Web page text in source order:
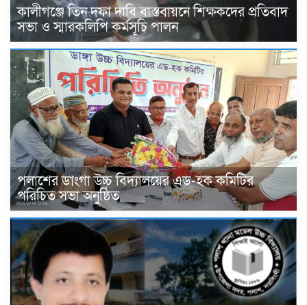
কালীগঞ্জে তিন দফা দাবি বাস্তবায়নে শিক্ষকদের প্রতিবাদ
সভা ও স্মারকলিপি কর্মসূচি পালন
পলাশের ডাংগা উচ্চ বিদ্যালয়ের এড-হক কমিটির
পরিচিত সভা অনুষ্ঠিত